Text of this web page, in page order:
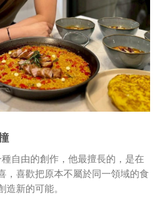
自由的創作，他最擅長的，是在
，喜歡把原本不屬於同一領域的食
造新的可能。